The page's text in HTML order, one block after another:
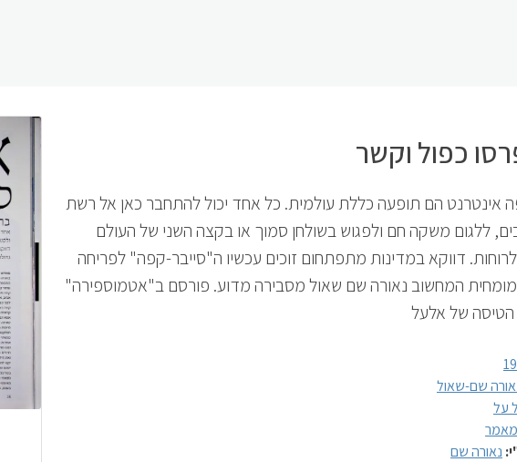
כפול וקשר
אינטרנט הם תופעה כללת עולמית. כל אחד יכול להתחבר כאן אל רשת
ללגום משקה חם ולפגוש בשולחן סמוך או בקצה השני של העולם
דווקא במדינות מתפתחום זוכים עכשיו ה"סייבר-קפה" לפריחה
מומחית המחשוב נאורה שם שאול מסבירה מדוע. פורסם ב"אטמוספירה"
הטיסה של אלעל
שם-שאול
על
מאמר
נאורה שם